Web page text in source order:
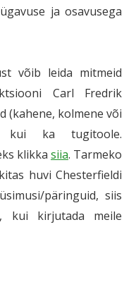
ja osavusega
võib leida mitmeid
Carl Fredrik
(kahene, kolmene või
kui ka tugitoole.
klikka siia. Tarmeko
huvi Chesterfieldi
päringuid, siis
kui kirjutada meile